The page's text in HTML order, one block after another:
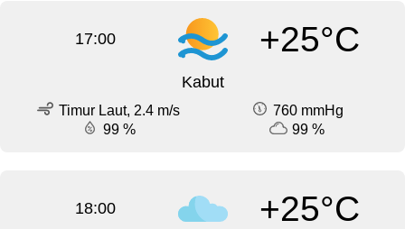
17:00 +25°C
Kabut
Timur Laut, 2.4 m/s
760 mmHg
99 %
99 %
18:00 +25°C